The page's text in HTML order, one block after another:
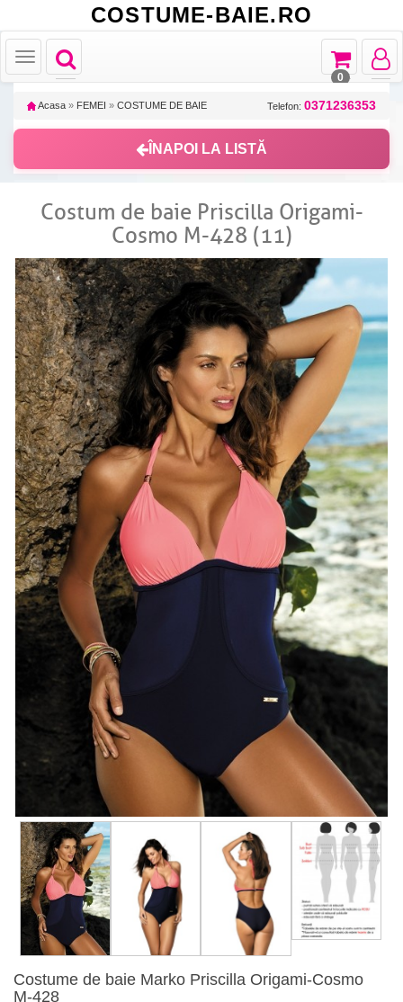
COSTUME-BAIE.RO
Toggle
navigation
Toggle
navigation
Toggle
Toggle
navigation
0
Acasa » FEMEI » COSTUME DE BAIE Telefon: 0371236353
ÎNAPOI LA LISTĂ
Costum de baie Priscilla Origami-
Cosmo M-428 (11)
Costume de baie Marko Priscilla Origami-Cosmo
M-428